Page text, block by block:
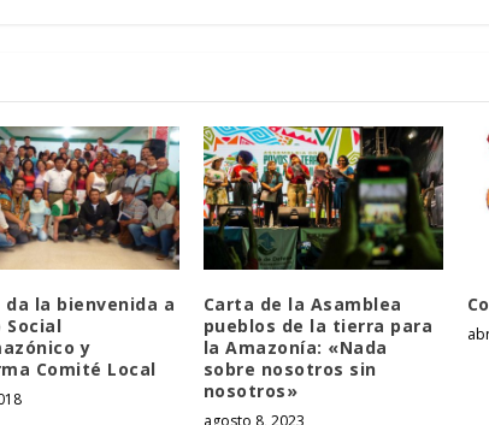
da la bienvenida a
Social
y
Comité Local
Carta de la Asamblea
pueblos de la tierra para
la Amazonía: «Nada
sobre nosotros sin
nosotros»